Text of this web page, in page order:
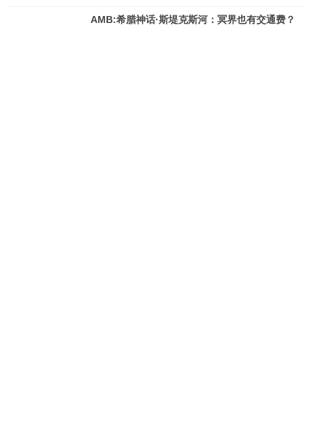
AMB:希腊神话·斯堤克斯河：冥界也有交通费？